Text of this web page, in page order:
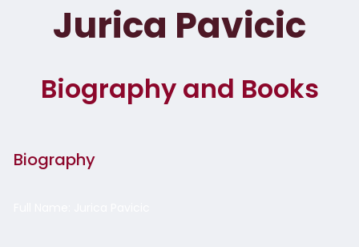
Jurica Pavicic
Biography and Books
Biography